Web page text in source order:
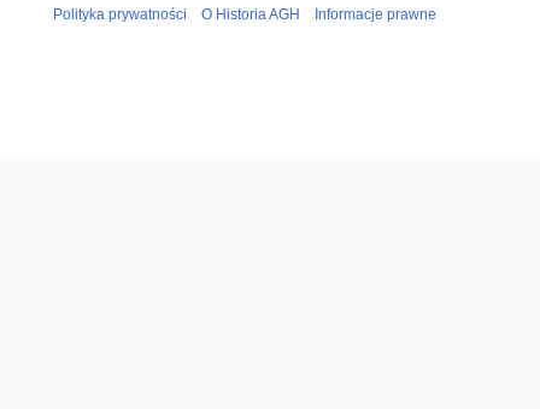
Polityka prywatności O Historia AGH Informacje prawne